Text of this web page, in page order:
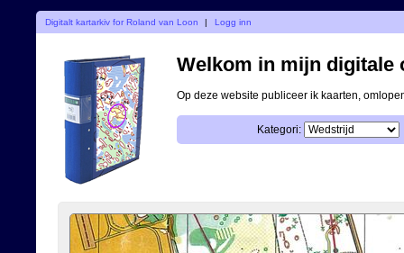
Digitalt kartarkiv for Roland van Loon | Logg inn
Welkom in mijn digitale
Op deze website publiceer ik kaarten,
Kategori: